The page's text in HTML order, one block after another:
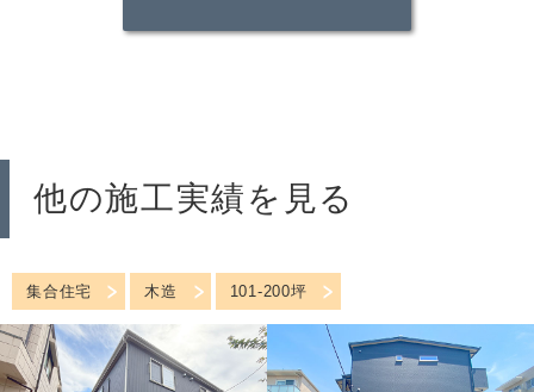
他の施工実績を見る
集合住宅 木造 101-200坪